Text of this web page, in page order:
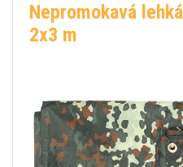
Nepromokavá
2x3 m